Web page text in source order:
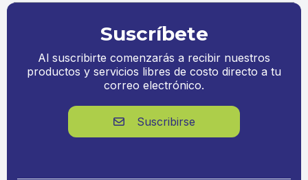
Suscríbete
Al suscribirte comenzarás a recibir nuestros
productos y servicios libres de costo directo a tu
correo electrónico.
 Suscribirse